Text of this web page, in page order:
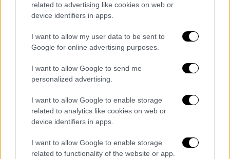
related to advertising like cookies on web or
device identifiers in apps.
I want to allow my user data to be sent to
Google for online advertising purposes.
I want to allow Google to send me
personalized advertising.
I want to allow Google to enable storage
related to analytics like cookies on web or
device identifiers in apps.
I want to allow Google to enable storage
related to functionality of the website or app.
Το παιδί διασωληνώθηκε από τον γιατρό του
ΕΚΑΒ Κωνσταντίνο Λάμπρη στα ΤΕΠ του
Γενικού Νοσοκομείου Χανίων.
γρήγορη επιστροφή στο σπίτι του.
Ένα
μεγάλο μπράβο στο τηλεφωνικό κέντρο του
ΕΚΑΒ για το σωστό συντονισμό, στους
διασώστες του ΕΚΑΒ και σε όλους τους
γιατρούς και νοσηλευτές που συνέδραμαν
στη έκβαση του περιστατικού» αναφέρει σε
ανακοίνωσή του το ΕΚΑΒ.